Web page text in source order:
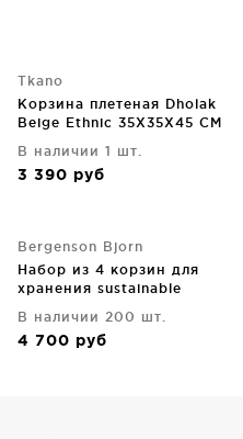
Tkano
Корзина плетеная Dholak
Beige Ethnic 35X35X45 CM
В наличии 1 шт.
3 390 руб
Bergenson Bjorn
Набор из 4 корзин для
хранения sustainable
В наличии 200 шт.
4 700 руб